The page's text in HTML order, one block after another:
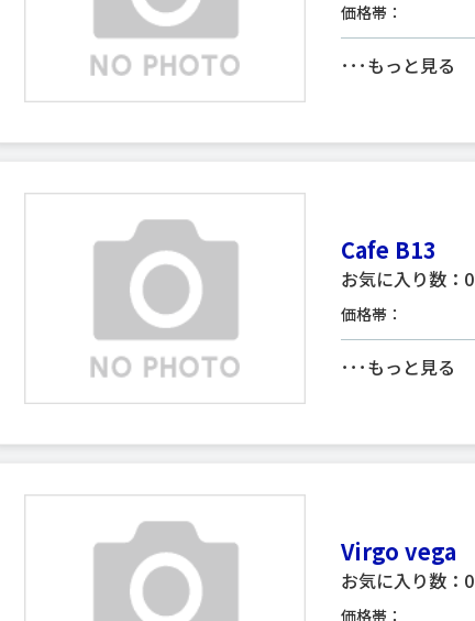
価格帯：
･･･もっと見る
Cafe B13
お気に入り数：0
価格帯：
･･･もっと見る
Virgo vega
お気に入り数：0
価格帯：